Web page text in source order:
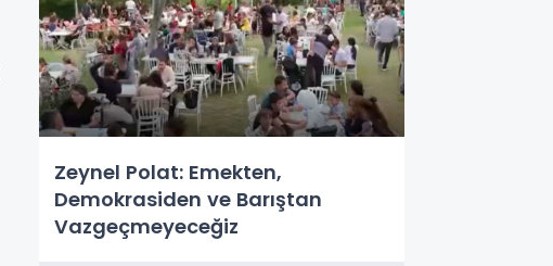
Zeynel Polat: Emekten,
Demokrasiden ve Barıştan
Vazgeçmeyeceğiz